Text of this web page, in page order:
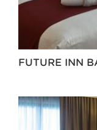
FUTURE INN